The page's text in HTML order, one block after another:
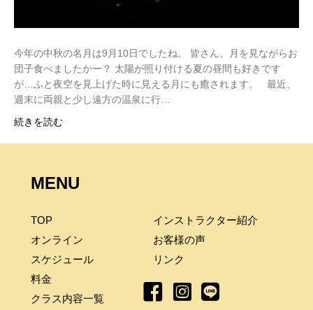
今年の中秋の名月は9月10日でしたね。 皆さん、月を見ながらお
団子食べましたかー？ 太陽が照り付ける夏の昼間も好きです
が…ふと夜空を見上げた時に見える月にも癒されます。 最近、
週末に両親と少し遠方の温泉に行…
続きを読む
MENU
TOP
オンライン
スケジュール
料金
クラス内容一覧
インストラクター紹介
お客様の声
リンク